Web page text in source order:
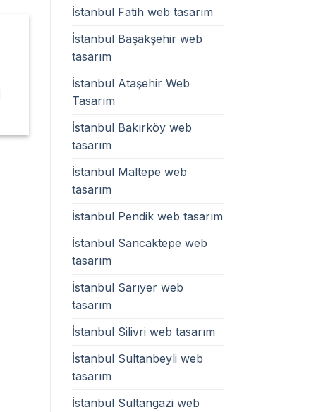
İstanbul Fatih web tasarım
İstanbul Başakşehir web
tasarım
İstanbul Ataşehir Web
Tasarım
İstanbul Bakırköy web
tasarım
İstanbul Maltepe web
tasarım
İstanbul Pendik web tasarım
İstanbul Sancaktepe web
tasarım
İstanbul Sarıyer web
tasarım
İstanbul Silivri web tasarım
İstanbul Sultanbeyli web
tasarım
İstanbul Sultangazi web